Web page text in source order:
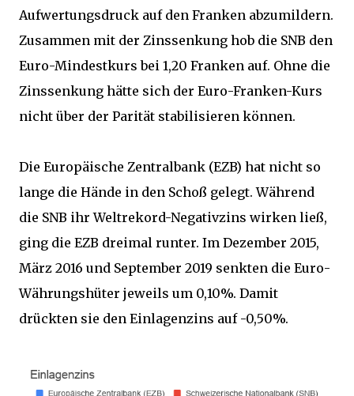
Aufwertungsdruck auf den Franken abzumildern.
Zusammen mit der Zinssenkung hob die SNB den
Euro-Mindestkurs bei 1,20 Franken auf. Ohne die
Zinssenkung hätte sich der Euro-Franken-Kurs
nicht über der Parität stabilisieren können.
Die Europäische Zentralbank (EZB) hat nicht so
lange die Hände in den Schoß gelegt. Während
die SNB ihr Weltrekord-Negativzins wirken ließ,
ging die EZB dreimal runter. Im Dezember 2015,
März 2016 und September 2019 senkten die Euro-
Währungshüter jeweils um 0,10%. Damit
drückten sie den Einlagenzins auf -0,50%.